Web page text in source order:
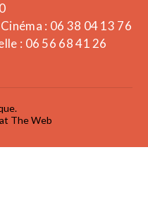
: 06 38 04 13 76
: 06 56 68 41 26
The Web